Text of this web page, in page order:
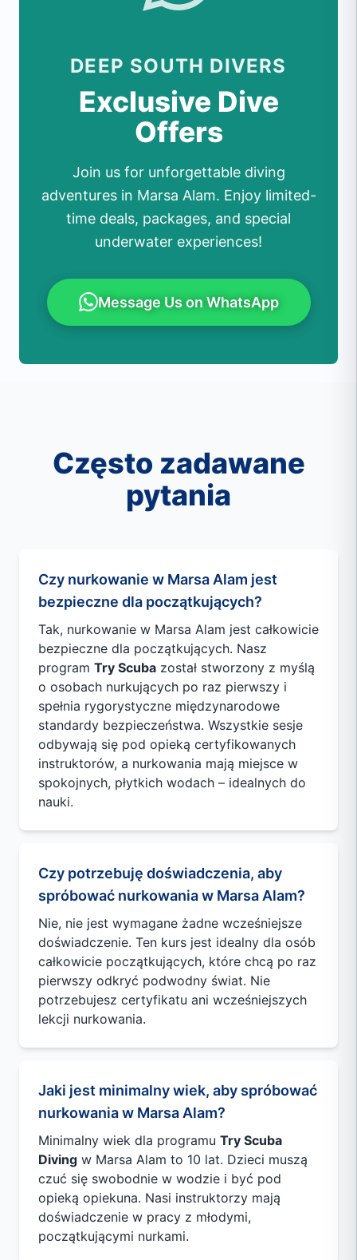
DEEP SOUTH DIVERS
Exclusive Dive
Offers
Join us for unforgettable diving
adventures in Marsa Alam. Enjoy limited-
time deals, packages, and special
underwater experiences!
Message Us on WhatsApp
Często zadawane
pytania
Czy nurkowanie w Marsa Alam jest
bezpieczne dla początkujących?
Tak, nurkowanie w Marsa Alam jest całkowicie
bezpieczne dla początkujących. Nasz
program Try Scuba został stworzony z myślą
o osobach nurkujących po raz pierwszy i
spełnia rygorystyczne międzynarodowe
standardy bezpieczeństwa. Wszystkie sesje
odbywają się pod opieką certyfikowanych
instruktorów, a nurkowania mają miejsce w
spokojnych, płytkich wodach – idealnych do
nauki.
Czy potrzebuję doświadczenia, aby
spróbować nurkowania w Marsa Alam?
Nie, nie jest wymagane żadne wcześniejsze
doświadczenie. Ten kurs jest idealny dla osób
całkowicie początkujących, które chcą po raz
pierwszy odkryć podwodny świat. Nie
potrzebujesz certyfikatu ani wcześniejszych
lekcji nurkowania.
Jaki jest minimalny wiek, aby spróbować
nurkowania w Marsa Alam?
Minimalny wiek dla programu Try Scuba
Diving w Marsa Alam to 10 lat. Dzieci muszą
czuć się swobodnie w wodzie i być pod
opieką opiekuna. Nasi instruktorzy mają
doświadczenie w pracy z młodymi,
początkującymi nurkami.